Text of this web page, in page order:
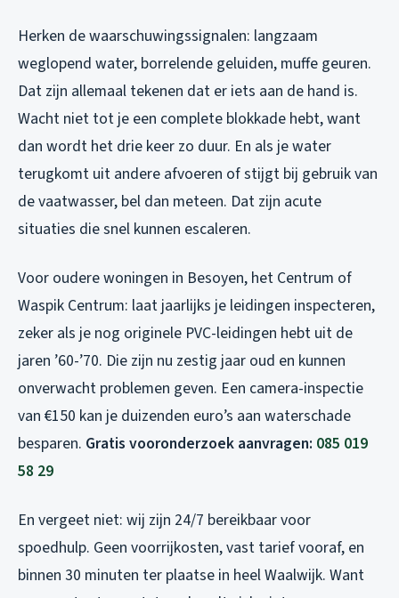
Herken de waarschuwingssignalen: langzaam
weglopend water, borrelende geluiden, muffe geuren.
Dat zijn allemaal tekenen dat er iets aan de hand is.
Wacht niet tot je een complete blokkade hebt, want
dan wordt het drie keer zo duur. En als je water
terugkomt uit andere afvoeren of stijgt bij gebruik van
de vaatwasser, bel dan meteen. Dat zijn acute
situaties die snel kunnen escaleren.
Voor oudere woningen in Besoyen, het Centrum of
Waspik Centrum: laat jaarlijks je leidingen inspecteren,
zeker als je nog originele PVC-leidingen hebt uit de
jaren ’60-’70. Die zijn nu zestig jaar oud en kunnen
onverwacht problemen geven. Een camera-inspectie
van €150 kan je duizenden euro’s aan waterschade
besparen. Gratis vooronderzoek aanvragen: 085 019
58 29
En vergeet niet: wij zijn 24/7 bereikbaar voor
spoedhulp. Geen voorrijkosten, vast tarief vooraf, en
binnen 30 minuten ter plaatse in heel Waalwijk. Want